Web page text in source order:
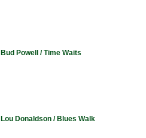
Bud Powell / Time Waits
Lou Donaldson / Blues Walk